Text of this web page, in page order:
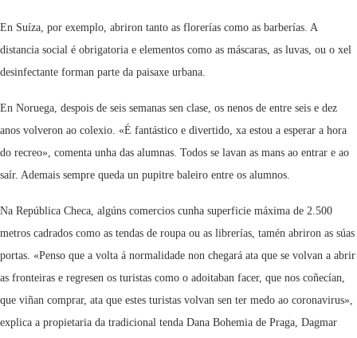
En Suíza, por exemplo, abriron tanto as florerías como as barberías. A
distancia social é obrigatoria e elementos como as máscaras, as luvas, ou o xel
desinfectante forman parte da paisaxe urbana.
En Noruega, despois de seis semanas sen clase, os nenos de entre seis e dez
anos volveron ao colexio. «É fantástico e divertido, xa estou a esperar a hora
do recreo», comenta unha das alumnas. Todos se lavan as mans ao entrar e ao
saír. Ademais sempre queda un pupitre baleiro entre os alumnos.
Na República Checa, algúns comercios cunha superficie máxima de 2.500
metros cadrados como as tendas de roupa ou as librerías, tamén abriron as súas
portas. «Penso que a volta á normalidade non chegará ata que se volvan a abrir
as fronteiras e regresen os turistas como o adoitaban facer, que nos coñecían,
que viñan comprar, ata que estes turistas volvan sen ter medo ao coronavirus»,
explica a propietaria da tradicional tenda Dana Bohemia de Praga, Dagmar